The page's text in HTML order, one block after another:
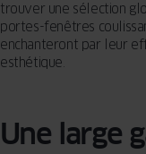
trouver une sélection
portes-fenêtres
enchanteront par leur
esthétique.
Une large